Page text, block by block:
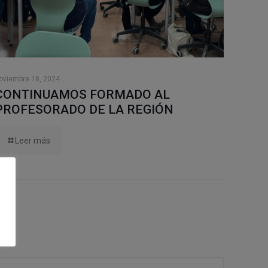
18, 2024
FORMADO AL
DE LA REGIÓN
Leer más